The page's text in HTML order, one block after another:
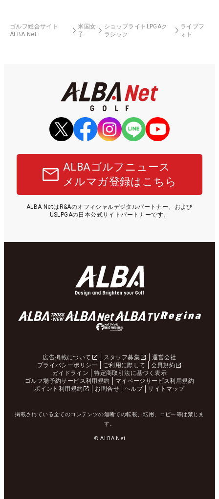
ゴルフ総合サイト
ALBA Net
米国女
子
ショップライトLPGAク
ラシック
ライブフ
ォト
ALBAゴルフニュース
メルマガ登録はこちら
ALBA NetはR&Aのオフィシャルデジタルパートナー、および
USLPGAの日本公式サイトパートナーです。
広告掲載について スタッフ募集
運営会社
プライバシーポリシー
ご利用に際して
会員規約
ガイドライン
特定商取引法に基づく表示
ゴルフ場予約サービス利用規約
マイページサービス利用規約
ポイント利用規約
お問合せ ヘルプ サイトマップ
掲載されている全てのコンテンツの無断での転載、転用、コピー等は禁じま
す。
© ALBA Net